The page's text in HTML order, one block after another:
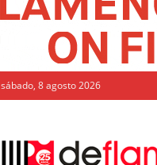
sábado, 8 agosto 2026